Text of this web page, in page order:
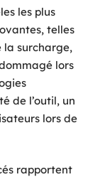
les plus
telles
la surcharge,
lors
de l’outil, un
lors de
rapportent